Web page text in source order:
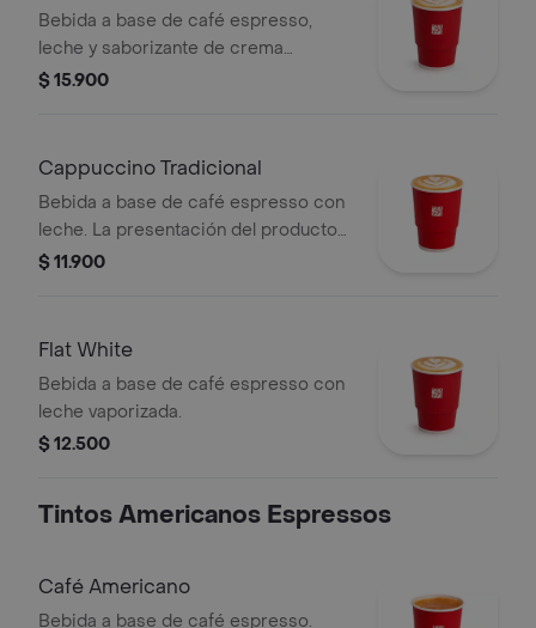
Bebida a base de café espresso,
leche y saborizante de crema
irlandesa. Este producto no tiene
minutos de haber sido preparado.
$ 15.900
Cappuccino Tradicional
Bebida a base de café espresso con
leche. La presentación del producto
puede variar significativamente tras 5
domicilio.
$ 11.900
Flat White
Bebida a base de café espresso con
leche vaporizada.
$ 12.500
Tintos Americanos Espressos
Café Americano
Bebida a base de café espresso.